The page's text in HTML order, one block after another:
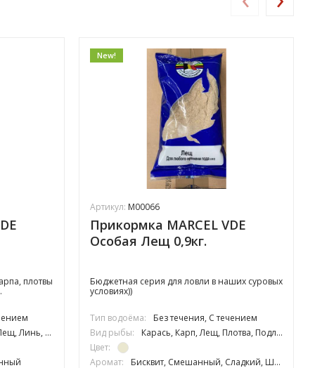
плотвы
Подлещик
New!
Артикул: M00066
Прикормка MARCEL VDE
Особая Лещ 0,9кг.
Бюджетная серия для ловли в наших суровых
условиях))
Тип водоёма:
Без течения, С течением
Вид рыбы:
Карась, Карп, Лещ, Плотва, Подлещик
Цвет:
Аромат:
Бисквит, Смешанный, Сладкий, Шоколад